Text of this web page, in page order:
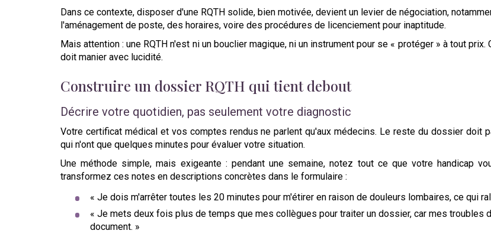
Dans ce contexte, disposer d'une RQTH solide, bien motivée, devient un levier de négociation,
l'aménagement de poste, des horaires, voire des procédures de licenciement pour inaptitude.
Mais attention : une RQTH n'est ni un bouclier magique, ni un instrument pour se « protéger » à tout
doit manier avec lucidité.
Construire un dossier RQTH qui tient debout
Décrire votre quotidien, pas seulement votre diagnostic
Votre certificat médical et vos comptes rendus ne parlent qu'aux médecins. Le reste du dossier doit
qui n'ont que quelques minutes pour évaluer votre situation.
Une méthode simple, mais exigeante : pendant une semaine, notez tout ce que votre handicap
transformez ces notes en descriptions concrètes dans le formulaire :
« Je dois m'arrêter toutes les 20 minutes pour m'étirer en raison de douleurs lombaires, ce qui
« Je mets deux fois plus de temps que mes collègues pour traiter un dossier, car mes troubles
document. »